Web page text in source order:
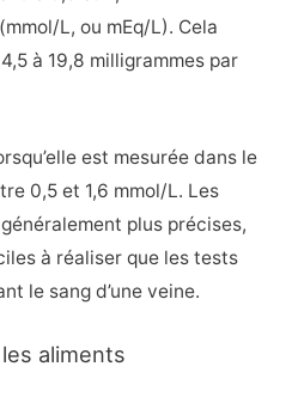
L, ou mEq/L). Cela
à 19,8 milligrammes par
est mesurée dans le
0,5 et 1,6 mmol/L. Les
plus précises,
à réaliser que les tests
le sang d’une veine.
les aliments